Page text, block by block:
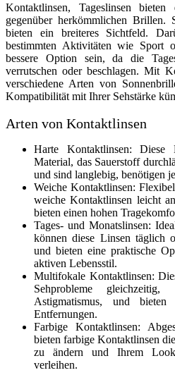
Kontaktlinsen, Tageslinsen
gegenüber herkömmlichen Brillen.
bieten ein breiteres Sichtfeld.
bestimmten Aktivitäten wie Sport
bessere Option sein, da die
verrutschen oder beschlagen. Mit
verschiedene Arten von
Kompatibilität mit Ihrer Sehstärke
Arten von Kontaktlinsen
Harte Kontaktlinsen: Diese
Material, das Sauerstoff
und sind langlebig, benötigen
Weiche Kontaktlinsen:
weiche Kontaktlinsen leicht
bieten einen hohen
Tages- und Monatslinsen:
können diese Linsen täglich
und bieten eine praktische
aktiven Lebensstil.
Multifokale Kontaktlinsen:
Sehprobleme
Astigmatismus, und
Entfernungen.
Farbige Kontaktlinsen:
bieten farbige Kontaktlinsen
zu ändern und Ihrem
verleihen.